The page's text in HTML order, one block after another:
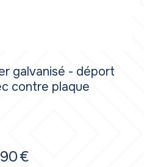
galvanisé - déport
contre plaque
€